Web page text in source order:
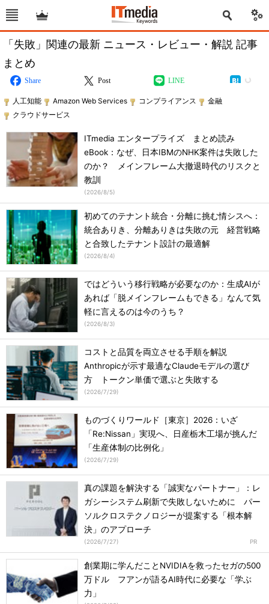
「失敗」関連の最新 ニュース・レビュー・解説 記事
まとめ
Share Post LINE
人工知能 Amazon Web Services コンプライアンス
金融
クラウドサービス
ITmedia エンタープライズ まとめ読み
eBook：なぜ、日本IBMのNHK案件は失敗した
のか？ メインフレーム大撤退時代のリスクと
教訓
(2026/8/5)
初めてのテナント統合・分離に挑む情シスへ：
統合ありき、分離ありきは失敗の元 経営戦略
と合致したテナント設計の最適解
(2026/8/4)
ではどういう移行戦略が必要なのか：生成AIが
あれば「脱メインフレームもできる」なんて気
軽に言えるのは今のうち？
(2026/8/3)
コストと品質を両立させる手順を解説
Anthropicが示す最適なClaudeモデルの選び
方 トークン単価で選ぶと失敗する
(2026/7/29)
ものづくりワールド［東京］2026：いざ
「Re:Nissan」実現へ、日産栃木工場が挑んだ
「生産体制の比例化」
(2026/7/29)
真の課題を解決する「誠実なパートナー」：レ
ガシーシステム刷新で失敗しないために パー
ソルクロステクノロジーが提案する「根本解
決」のアプローチ
(2026/7/27)
創業期に学んだことNVIDIAを救ったセガの500
万ドル フアンが語るAI時代に必要な「学ぶ
力」